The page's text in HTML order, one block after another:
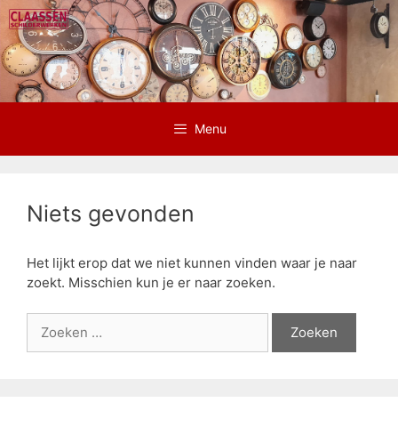
Ga
naar
de
inhoud
Menu
Niets gevonden
Het lijkt erop dat we niet kunnen vinden waar je naar
zoekt. Misschien kun je er naar zoeken.
naar: